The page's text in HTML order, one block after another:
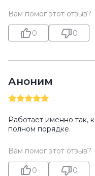
Вам помог этот отзыв?
0 0
Аноним
Работает именно так,
полном порядке.
Вам помог этот отзыв?
0 0